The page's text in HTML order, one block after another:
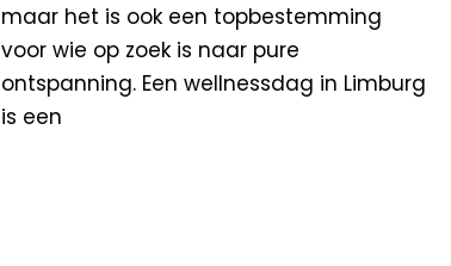
maar het is ook een topbestemming
voor wie op zoek is naar pure
ontspanning. Een wellnessdag in Limburg
is een